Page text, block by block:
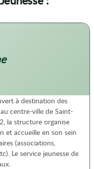
à destination des
centre-ville de Saint-
la structure organise
et accueille en son sein
(associations,
Le service jeunesse de